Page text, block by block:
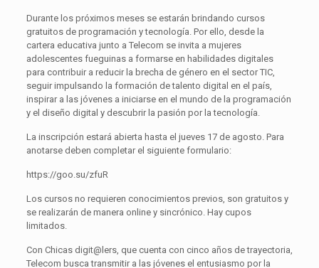
Durante los próximos meses se estarán brindando cursos
gratuitos de programación y tecnología. Por ello, desde la
cartera educativa junto a Telecom se invita a mujeres
adolescentes fueguinas a formarse en habilidades digitales
para contribuir a reducir la brecha de género en el sector TIC,
seguir impulsando la formación de talento digital en el país,
inspirar a las jóvenes a iniciarse en el mundo de la programación
y el diseño digital y descubrir la pasión por la tecnología.
La inscripción estará abierta hasta el jueves 17 de agosto. Para
anotarse deben completar el siguiente formulario:
https://goo.su/zfuR
Los cursos no requieren conocimientos previos, son gratuitos y
se realizarán de manera online y sincrónico. Hay cupos
limitados.
Con Chicas digit@lers, que cuenta con cinco años de trayectoria,
Telecom busca transmitir a las jóvenes el entusiasmo por la